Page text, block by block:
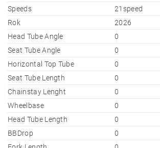
Speeds
21speed
Rok
2026
Head Tube Angle
0
Seat Tube Angle
0
Horizontal Top Tube
0
Seat Tube Length
0
Chainstay Lenght
0
Wheelbase
0
Head Tube Length
0
BBDrop
0